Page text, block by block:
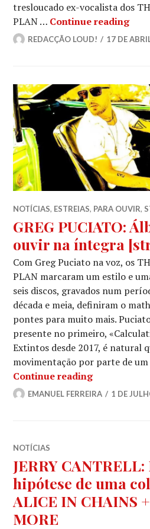
tresloucado ex-vocalista dos
PLAN … Continue reading
REDACÇÃO LOUD! 17 DE
NOTÍCIAS, ESTREIAS, PARA OUVIR,
GREG PUCIATO:
ouvir na íntegra
Com Greg Puciato na voz, os
PLAN marcaram um estilo e
seis discos, gravados num
década e meia, definiram o
pontes para muito mais.
presente no primeiro,
Extintos desde 2017, é natural
movimentação por parte de
Continue readingGREG
EMANUEL FERREIRA 1 DE
NOTÍCIAS
JERRY
hipótese de uma
ALICE IN CHAINS
MORE